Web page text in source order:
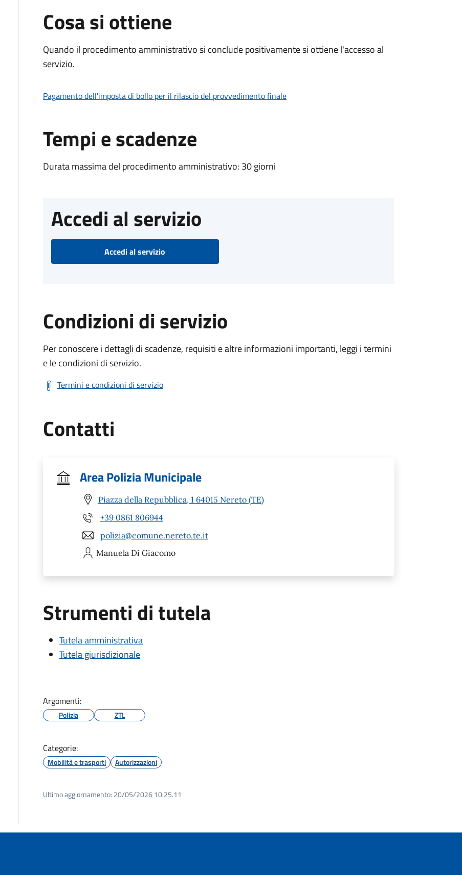
Cosa si ottiene
Quando il procedimento amministrativo si conclude positivamente si ottiene l'accesso al
servizio.
Pagamento dell'imposta di bollo per il rilascio del provvedimento finale
Tempi e scadenze
Durata massima del procedimento amministrativo: 30 giorni
Accedi al servizio
Accedi al servizio
Condizioni di servizio
Per conoscere i dettagli di scadenze, requisiti e altre informazioni importanti, leggi i termini
e le condizioni di servizio.
Termini e condizioni di servizio
Contatti
Area Polizia Municipale
Piazza della Repubblica, 1 64015 Nereto (TE)
+39 0861 806944
polizia@comune.nereto.te.it
Manuela Di Giacomo
Strumenti di tutela
Tutela amministrativa
Tutela giurisdizionale
Argomenti:
Polizia ZTL
Categorie:
Mobilità e trasporti Autorizzazioni
Ultimo aggiornamento: 20/05/2026 10:25.11